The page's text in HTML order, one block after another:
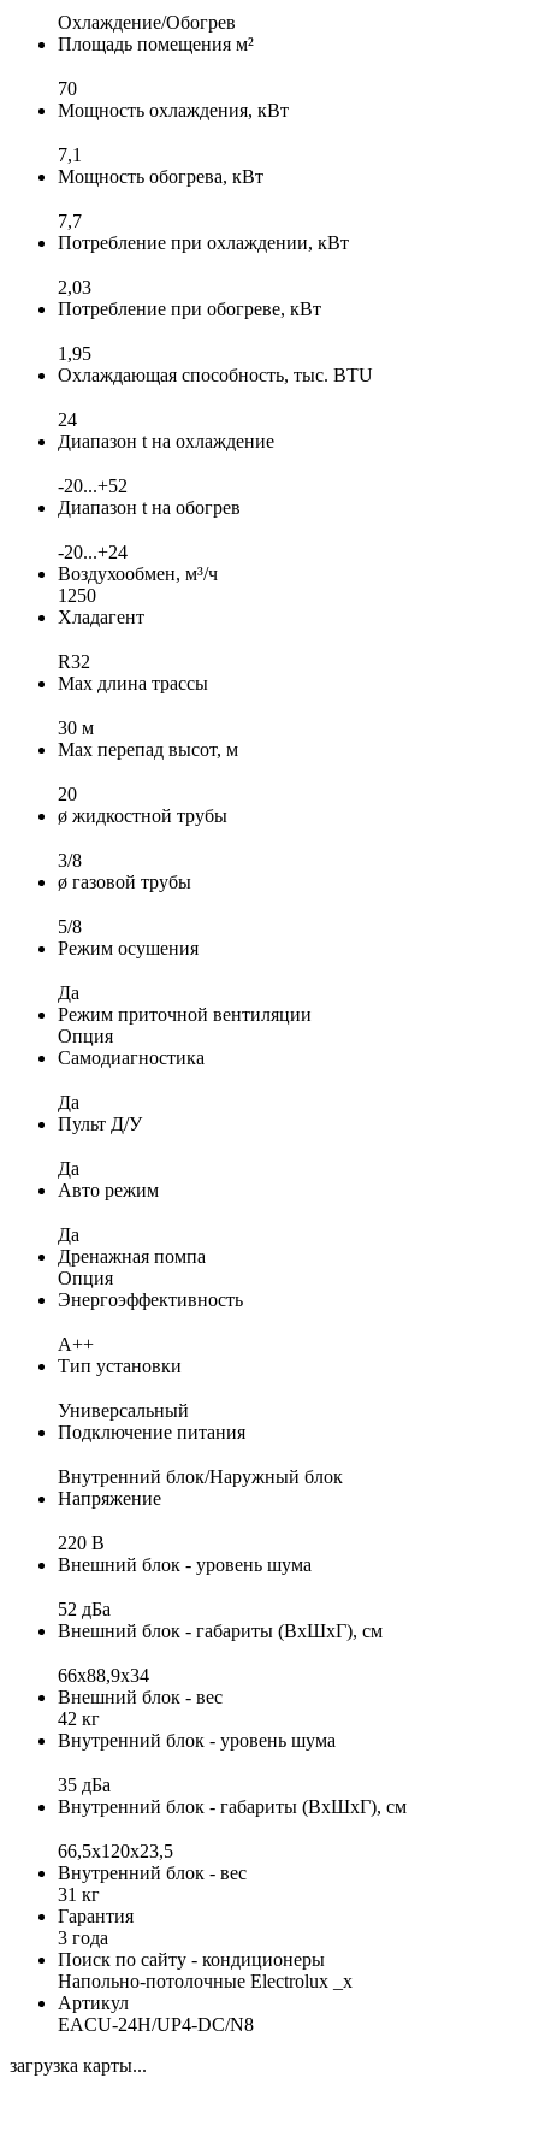
Охлаждение/Обогрев
Площадь помещения м²
70
Мощность охлаждения, кВт
7,1
Мощность обогрева, кВт
7,7
Потребление при охлаждении, кВт
2,03
Потребление при обогреве, кВт
1,95
Охлаждающая способность, тыс. BTU
24
Диапазон t на охлаждение
-20...+52
Диапазон t на обогрев
-20...+24
Воздухообмен, м³/ч
1250
Хладагент
R32
Max длина трассы
30 м
Max перепад высот, м
20
ø жидкостной трубы
3/8
ø газовой трубы
5/8
Режим осушения
Да
Режим приточной вентиляции
Опция
Самодиагностика
Да
Пульт Д/У
Да
Авто режим
Да
Дренажная помпа
Опция
Энергоэффективность
A++
Тип установки
Универсальный
Подключение питания
Внутренний блок/Наружный блок
Напряжение
220 В
Внешний блок - уровень шума
52 дБа
Внешний блок - габариты (ВхШхГ), см
66x88,9х34
Внешний блок - вес
42 кг
Внутренний блок - уровень шума
35 дБа
Внутренний блок - габариты (ВхШхГ), см
66,5x120x23,5
Внутренний блок - вес
31 кг
Гарантия
3 года
Поиск по сайту - кондиционеры
Напольно-потолочные Electrolux _x
Артикул
EACU-24H/UP4-DC/N8
загрузка карты...